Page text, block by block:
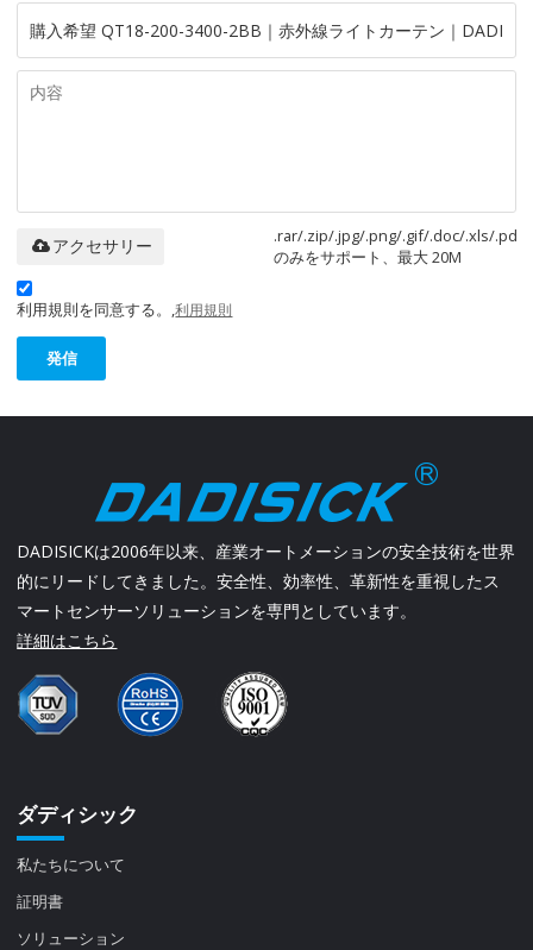
.rar/.zip/.jpg/.png/.gif/.doc/.xls/.pdf
のみをサポート、最大 20M
アクセサリー
利用規則を同意する。,利用規則
発信
DADISICKは2006年以来、産業オートメーションの安全技術を世界
的にリードしてきました。安全性、効率性、革新性を重視したス
マートセンサーソリューションを専門としています。
詳細はこちら
ダディシック
私たちについて
証明書
ソリューション